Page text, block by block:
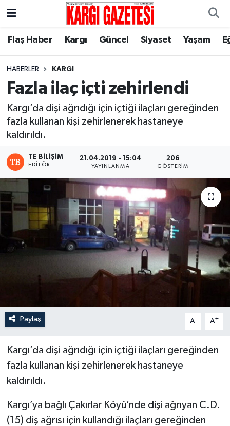
Flaş Haber Kargı Güncel Siyaset Yaşam
HABERLER KARGI
Fazla ilaç içti zehirlendi
Kargı’da dişi ağrıdığı için içtiği ilaçları gereğinden
fazla kullanan kişi zehirlenerek hastaneye
kaldırıldı.
TE BILIŞIM
EDITÖR
21.04.2019 - 15:04
YAYINLANMA
206
GÖSTERIM
Paylaş A- A+
Kargı’da dişi ağrıdığı için içtiği ilaçları gereğinden
fazla kullanan kişi zehirlenerek hastaneye
kaldırıldı.
Kargı’ya bağlı Çakırlar Köyü’nde dişi ağrıyan C.D.
(15) diş ağrısı için kullandığı ilaçları gereğinden
Flaş Haber
Kargı
Güncel
Siyaset
Nöbetçi Eczaneler
Hava Durumu
Çorum Namaz Vakitleri
Trafik Durumu
Son Dakika Haberleri
Haber Arşivi